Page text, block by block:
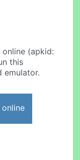
online (apkid:
this
emulator.
online